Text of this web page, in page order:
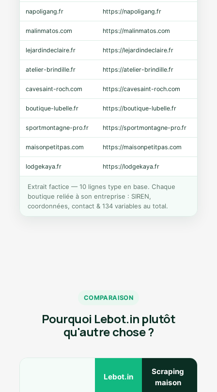
napoligang.fr https://napoligang.fr
malinmatos.com https://malinmatos.com
lejardindeclaire.fr https://lejardindeclaire.fr
atelier-brindille.fr https://atelier-brindille.fr
cavesaint-roch.com https://cavesaint-roch.com
boutique-lubelle.fr https://boutique-lubelle.fr
sportmontagne-pro.fr https://sportmontagne-pro.fr
maisonpetitpas.com https://maisonpetitpas.com
lodgekaya.fr https://lodgekaya.fr
Extrait factice — 10 lignes type en base. Chaque
boutique reliée à son entreprise : SIREN,
coordonnées, contact & 134 variables au total.
COMPARAISON
Pourquoi Lebot.in plutôt
qu'autre chose ?
Lebot.in
Scraping
maison